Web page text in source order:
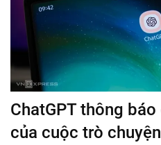
ChatGPT thông
của cuộc trò